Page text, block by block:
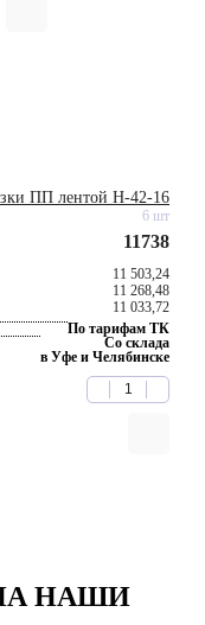
ПП лентой H-42-16
6 шт
11738
11 503,24
11 268,48
11 033,72
По тарифам ТК
Со склада
в Уфе и Челябинске
НАШИ